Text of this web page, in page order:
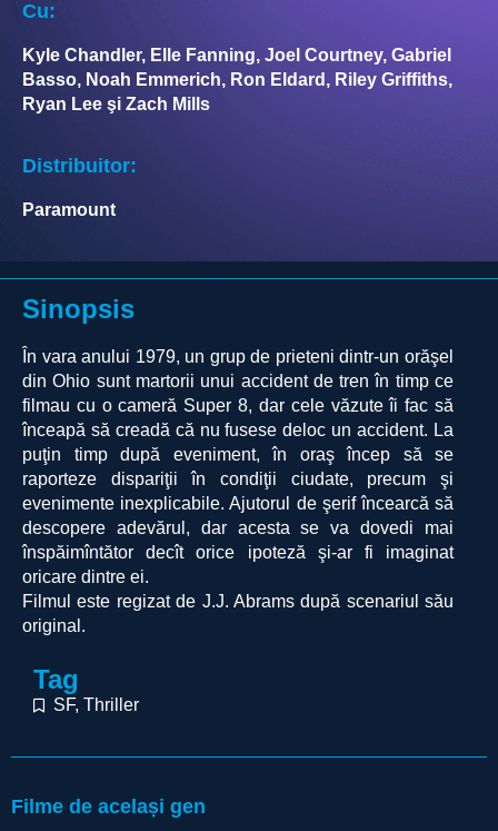
Cu:
Kyle Chandler, Elle Fanning, Joel Courtney, Gabriel
Basso, Noah Emmerich, Ron Eldard, Riley Griffiths,
Ryan Lee şi Zach Mills
Distribuitor:
Paramount
Sinopsis
În vara anului 1979, un grup de prieteni dintr-un orăşel
din Ohio sunt martorii unui accident de tren în timp ce
filmau cu o cameră Super 8, dar cele văzute îi fac să
înceapă să creadă că nu fusese deloc un accident. La
puţin timp după eveniment, în oraş încep să se
raporteze dispariţii în condiţii ciudate, precum şi
evenimente inexplicabile. Ajutorul de şerif încearcă să
descopere adevărul, dar acesta se va dovedi mai
înspăimîntător decît orice ipoteză şi-ar fi imaginat
oricare dintre ei.
Filmul este regizat de J.J. Abrams după scenariul său
original.
Tag
SF, Thriller
Filme de același gen